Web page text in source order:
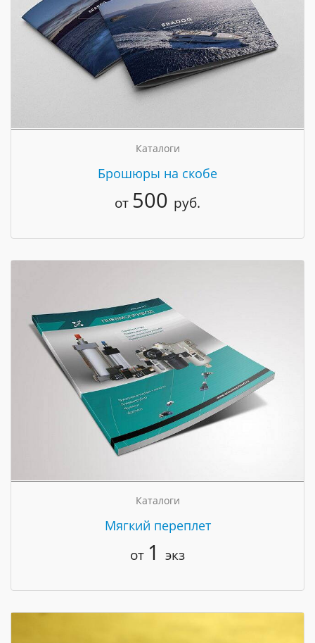
Каталоги
Брошюры на скобе
от 500 руб.
Каталоги
Мягкий переплет
от 1 экз